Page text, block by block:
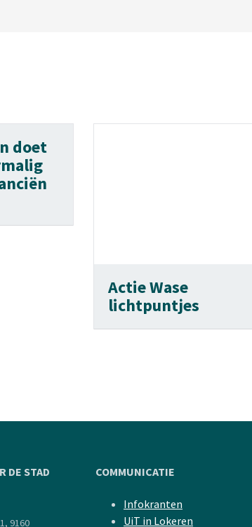
doet
Actie Wase
lichtpuntjes
DE STAD
9160
COMMUNICATIE
Infokranten
UiT in Lokeren